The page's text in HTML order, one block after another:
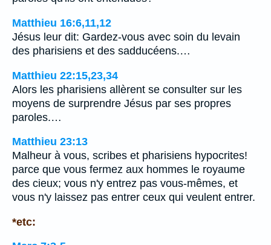
Matthieu 16:6,11,12
Jésus leur dit: Gardez-vous avec soin du levain
des pharisiens et des sadducéens.…
Matthieu 22:15,23,34
Alors les pharisiens allèrent se consulter sur les
moyens de surprendre Jésus par ses propres
paroles.…
Matthieu 23:13
Malheur à vous, scribes et pharisiens hypocrites!
parce que vous fermez aux hommes le royaume
des cieux; vous n'y entrez pas vous-mêmes, et
vous n'y laissez pas entrer ceux qui veulent entrer.
*etc: